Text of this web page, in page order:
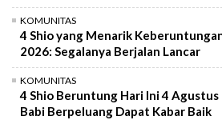
KOMUNITAS
4 Shio yang Menarik
2026: Segalanya Berjalan Lancar
KOMUNITAS
4 Shio Beruntung Hari Ini 4
Babi Berpeluang Dapat Kabar Baik